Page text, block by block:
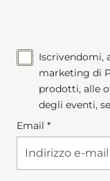
Iscrivendomi,
marketing di
prodotti, alle
degli eventi,
Email *